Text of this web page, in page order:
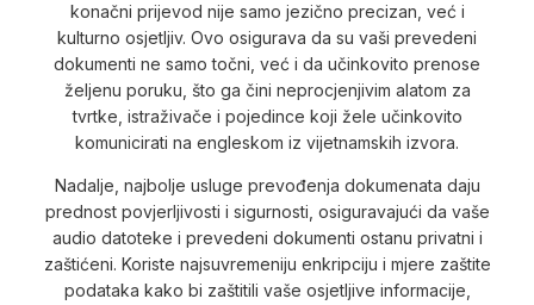
konačni prijevod nije samo jezično precizan, već i
kulturno osjetljiv. Ovo osigurava da su vaši prevedeni
dokumenti ne samo točni, već i da učinkovito prenose
željenu poruku, što ga čini neprocjenjivim alatom za
tvrtke, istraživače i pojedince koji žele učinkovito
komunicirati na engleskom iz vijetnamskih izvora.
Nadalje, najbolje usluge prevođenja dokumenata daju
prednost povjerljivosti i sigurnosti, osiguravajući da vaše
audio datoteke i prevedeni dokumenti ostanu privatni i
zaštićeni. Koriste najsuvremeniju enkripciju i mjere zaštite
podataka kako bi zaštitili vaše osjetljive informacije,